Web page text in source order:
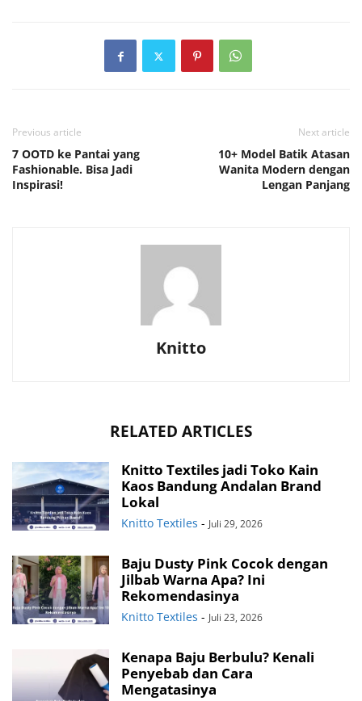
Previous article
7 OOTD ke Pantai yang
Fashionable. Bisa Jadi
Inspirasi!
Next article
10+ Model Batik Atasan
Wanita Modern dengan
Lengan Panjang
Knitto
RELATED ARTICLES
Knitto Textiles jadi Toko Kain
Kaos Bandung Andalan Brand
Lokal
Knitto Textiles - Juli 29, 2026
Baju Dusty Pink Cocok dengan
Jilbab Warna Apa? Ini
Rekomendasinya
Knitto Textiles - Juli 23, 2026
Kenapa Baju Berbulu? Kenali
Penyebab dan Cara
Mengatasinya